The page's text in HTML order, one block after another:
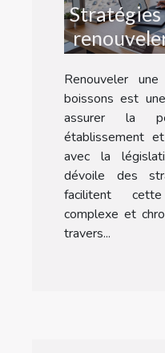
de
Renouveler
boissons est
assurer la
établissement
avec la
dévoile des
facilitent
complexe et
travers...